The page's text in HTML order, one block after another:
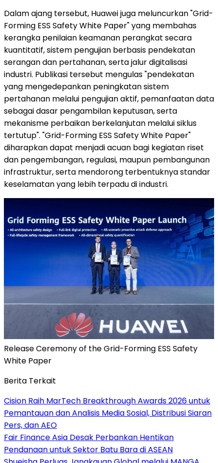
Dalam ajang tersebut, Huawei juga meluncurkan "Grid-
Forming ESS Safety White Paper" yang membahas
kerangka penilaian keamanan perangkat secara
kuantitatif, sistem pengujian berbasis pendekatan
serangan dan pertahanan, serta jalur digitalisasi
industri. Publikasi tersebut mengulas "pendekatan
yang mengedepankan peningkatan sistem
pertahanan melalui pengujian aktif, pemanfaatan data
sebagai dasar pengambilan keputusan, serta
mekanisme perbaikan berkelanjutan melalui siklus
tertutup". "Grid-Forming ESS Safety White Paper"
diharapkan dapat menjadi acuan bagi kegiatan riset
dan pengembangan, regulasi, maupun pembangunan
infrastruktur, serta mendorong terbentuknya standar
keselamatan yang lebih terpadu di industri.
Release Ceremony of the Grid-Forming ESS Safety
White Paper
Berita Terkait
Cision Raih MarTech Breakthrough Awards 2026 untuk
Pemantauan dan Analisis Media Sosial, Distribusi Siaran
Pers, dan AEO
Fair Finance Asia Desak Perbankan Hentikan
Pendanaan untuk Sektor Batu Bara di ASEAN